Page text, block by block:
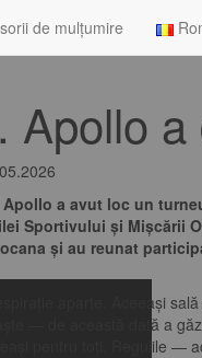
de mulțumire
Apollo
Apollo a avut loc un
Sportivului și Mișcării
și au reunat
aparte. Aceeași
— de această dată a
pentru toți. Regulile